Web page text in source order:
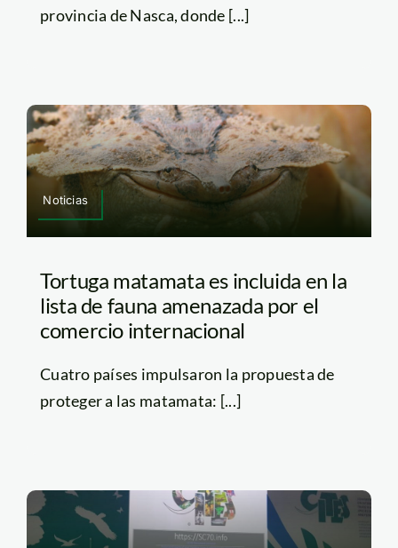
provincia de Nasca, donde [...]
Noticias
Tortuga matamata es incluida en la
lista de fauna amenazada por el
comercio internacional
Cuatro países impulsaron la propuesta de
proteger a las matamata: [...]